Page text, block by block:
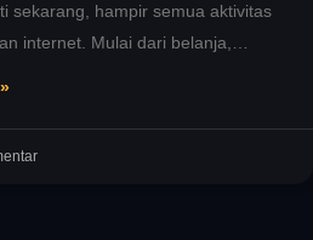
sekarang, hampir semua aktivitas
internet. Mulai dari belanja,